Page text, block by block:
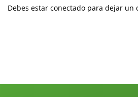
Debes estar conectado para dejar un